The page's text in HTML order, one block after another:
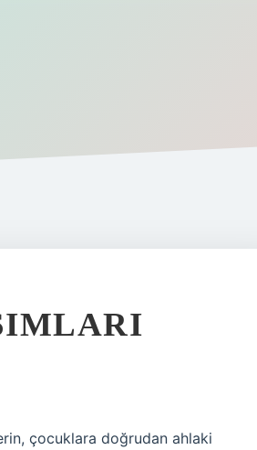
çocuklara doğrudan ahlaki